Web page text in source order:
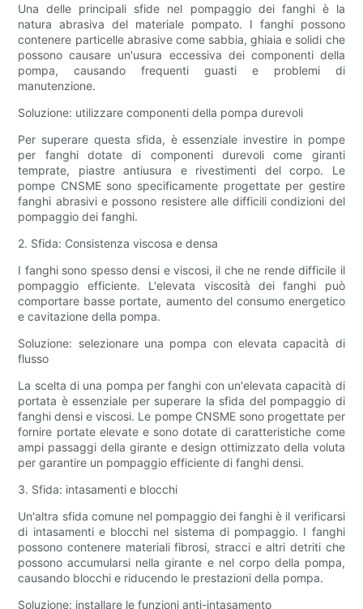
Una delle principali sfide nel pompaggio dei fanghi è la
natura abrasiva del materiale pompato. I fanghi possono
contenere particelle abrasive come sabbia, ghiaia e solidi che
possono causare un'usura eccessiva dei componenti della
pompa, causando frequenti guasti e problemi di
manutenzione.
Soluzione: utilizzare componenti della pompa durevoli
Per superare questa sfida, è essenziale investire in pompe
per fanghi dotate di componenti durevoli come giranti
temprate, piastre antiusura e rivestimenti del corpo. Le
pompe CNSME sono specificamente progettate per gestire
fanghi abrasivi e possono resistere alle difficili condizioni del
pompaggio dei fanghi.
2. Sfida: Consistenza viscosa e densa
I fanghi sono spesso densi e viscosi, il che ne rende difficile il
pompaggio efficiente. L'elevata viscosità dei fanghi può
comportare basse portate, aumento del consumo energetico
e cavitazione della pompa.
Soluzione: selezionare una pompa con elevata capacità di
flusso
La scelta di una pompa per fanghi con un'elevata capacità di
portata è essenziale per superare la sfida del pompaggio di
fanghi densi e viscosi. Le pompe CNSME sono progettate per
fornire portate elevate e sono dotate di caratteristiche come
ampi passaggi della girante e design ottimizzato della voluta
per garantire un pompaggio efficiente di fanghi densi.
3. Sfida: intasamenti e blocchi
Un'altra sfida comune nel pompaggio dei fanghi è il verificarsi
di intasamenti e blocchi nel sistema di pompaggio. I fanghi
possono contenere materiali fibrosi, stracci e altri detriti che
possono accumularsi nella girante e nel corpo della pompa,
causando blocchi e riducendo le prestazioni della pompa.
Soluzione: installare le funzioni anti-intasamento